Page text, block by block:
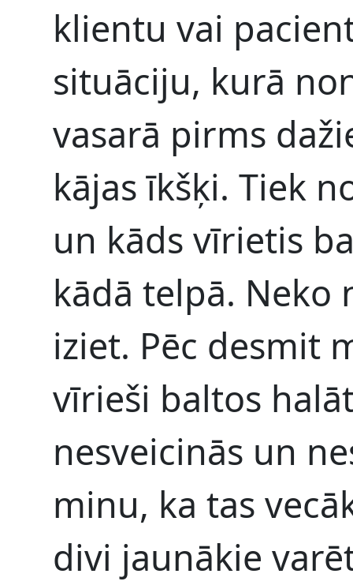
klientu vai
situāciju, kurā
vasarā pirms
kājas īkšķi. Tiek
un kāds vīrietis
kādā telpā. Neko
iziet. Pēc desmit
vīrieši baltos
nesveicinās un
minu, ka tas
divi jaunākie